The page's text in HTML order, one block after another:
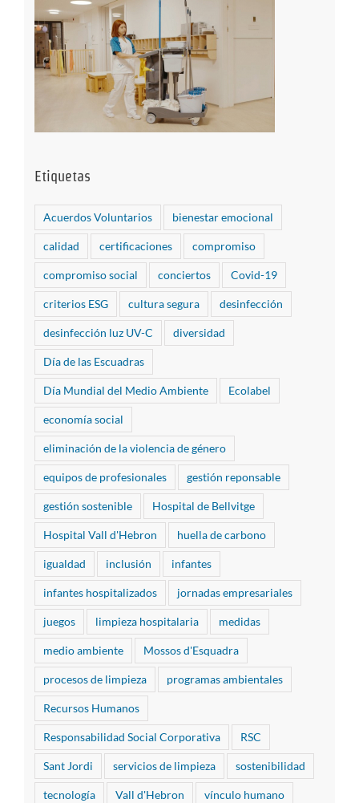
Etiquetas
Acuerdos Voluntarios bienestar emocional
calidad certificaciones compromiso
compromiso social conciertos Covid-19
criterios ESG cultura segura desinfección
desinfección luz UV-C diversidad
Día de las Escuadras
Día Mundial del Medio Ambiente Ecolabel
economía social
eliminación de la violencia de género
equipos de profesionales gestión reponsable
gestión sostenible Hospital de Bellvitge
Hospital Vall d'Hebron huella de carbono
igualdad inclusión infantes
infantes hospitalizados jornadas empresariales
juegos limpieza hospitalaria medidas
medio ambiente Mossos d'Esquadra
procesos de limpieza programas ambientales
Recursos Humanos
Responsabilidad Social Corporativa RSC
Sant Jordi servicios de limpieza sostenibilidad
tecnología Vall d'Hebron vínculo humano